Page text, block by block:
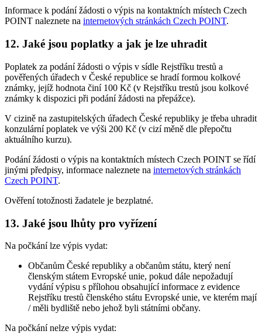
Informace k podání žádosti o výpis na kontaktních místech Czech
POINT naleznete na internetových stránkách Czech POINT.
12. Jaké jsou poplatky a jak je lze uhradit
Poplatek za podání žádosti o výpis v sídle Rejstříku trestů a
pověřených úřadech v České republice se hradí formou kolkové
známky, jejíž hodnota činí 100 Kč (v Rejstříku trestů jsou kolkové
známky k dispozici při podání žádosti na přepážce).
V cizině na zastupitelských úřadech České republiky je třeba uhradit
konzulární poplatek ve výši 200 Kč (v cizí měně dle přepočtu
aktuálního kurzu).
Podání žádosti o výpis na kontaktních místech Czech POINT se řídí
jinými předpisy, informace naleznete na internetových stránkách
Czech POINT.
Ověření totožnosti žadatele je bezplatné.
13. Jaké jsou lhůty pro vyřízení
Na počkání lze výpis vydat:
Občanům České republiky a občanům státu, který není
členským státem Evropské unie, pokud dále nepožadují
vydání výpisu s přílohou obsahující informace z evidence
Rejstříku trestů členského státu Evropské unie, ve kterém mají
/ měli bydliště nebo jehož byli státními občany.
Na počkání nelze výpis vydat: